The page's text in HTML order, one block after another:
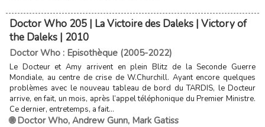
Doctor Who 205 | La Victoire des Daleks | Victory of
the Daleks | 2010
Doctor Who : Episothèque (2005-2022)
Le Docteur et Amy arrivent en plein Blitz de la Seconde Guerre
Mondiale, au centre de crise de W.Churchill. Ayant encore quelques
problèmes avec le nouveau tableau de bord du TARDIS, le Docteur
arrive, en fait, un mois, après l’appel téléphonique du Premier Ministre.
Ce dernier, entretemps, a fait...
🌐 Doctor Who, Andrew Gunn, Mark Gatiss